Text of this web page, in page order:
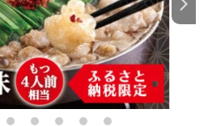
4 5 6 7 8